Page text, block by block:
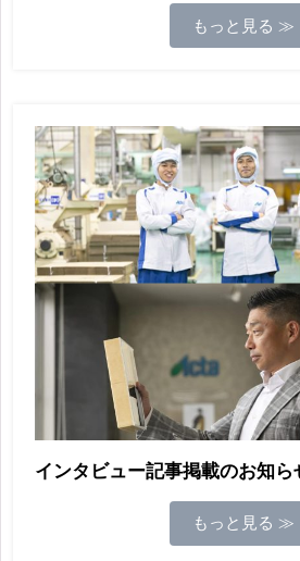
もっと見る ≫
インタビュー記事掲載のお知ら
もっと見る ≫